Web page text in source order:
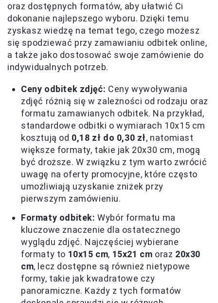
oraz dostępnych formatów, aby ułatwić Ci
dokonanie najlepszego wyboru. Dzięki temu
zyskasz wiedzę na temat tego, czego możesz
się spodziewać przy zamawianiu odbitek online,
a także jako dostosować swoje zamówienie do
indywidualnych potrzeb.
Ceny odbitek zdjęć: Ceny wywoływania
zdjęć różnią się w zależności od rodzaju oraz
formatu zamawianych odbitek. Na przykład,
standardowe odbitki o wymiarach 10x15 cm
kosztują od 0,18 zł do 0,30 zł, natomiast
większe formaty, takie jak 20x30 cm, mogą
być droższe. W związku z tym warto zwrócić
uwagę na oferty promocyjne, które często
umożliwiają uzyskanie zniżek przy
pierwszym zamówieniu.
Formaty odbitek: Wybór formatu ma
kluczowe znaczenie dla ostatecznego
wyglądu zdjęć. Najczęściej wybierane
formaty to 10x15 cm, 15x21 cm oraz 20x30
cm, lecz dostępne są również nietypowe
formy, takie jak kwadratowe czy
panoramiczne. Każdy z tych formatów